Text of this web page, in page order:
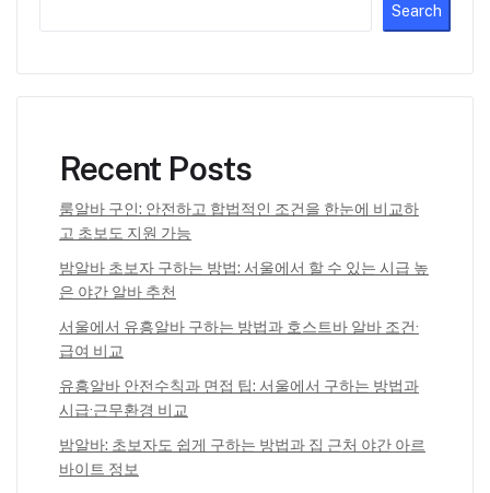
Search
Recent Posts
룸알바 구인: 안전하고 합법적인 조건을 한눈에 비교하
고 초보도 지원 가능
밤알바 초보자 구하는 방법: 서울에서 할 수 있는 시급 높
은 야간 알바 추천
서울에서 유흥알바 구하는 방법과 호스트바 알바 조건·
급여 비교
유흥알바 안전수칙과 면접 팁: 서울에서 구하는 방법과
시급·근무환경 비교
밤알바: 초보자도 쉽게 구하는 방법과 집 근처 야간 아르
바이트 정보